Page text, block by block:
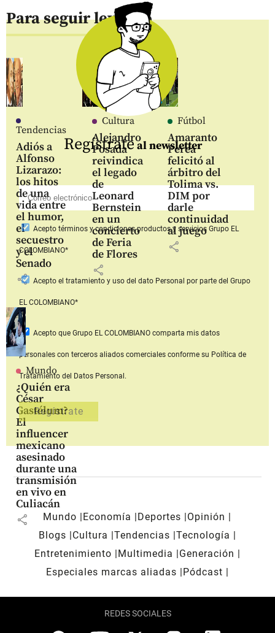
Para seguir leyendo
Tendencias
Adiós a
Alfonso
Lizarazo:
los hitos
de una
vida entre
el humor,
el
secuestro
y el
Senado
share
Cultura
Alejandro
Posada
reivindica
el legado
de
Leonard
Bernstein
en un
concierto
de Feria
de Flores
share
Fútbol
Amaranto
Perea
felicitó al
árbitro del
Tolima vs.
DIM por
darle
continuidad
al juego
share
Mundo
¿Quién era
César
Gastélum?
El
influencer
mexicano
asesinado
durante una
transmisión
en vivo en
Culiacán
share
Regístrateal newsletter
Aceptotérminos y condiciones productos y serviciosGrupo EL
COLOMBIANO*
Acepto el tratamiento y uso del dato Personal por parte del Grupo
EL COLOMBIANO*
Acepto que Grupo EL COLOMBIANOcomparta mis datos
personales con terceros aliados comerciales conforme su Política de
Tratamiento del Datos Personal.
Mundo Economía Deportes
Opinión
Blogs
Cultura Tendencias Tecnología
Entretenimiento
Multimedia
Generación
Especiales marcas aliadas
Pódcast
REDES SOCIALES